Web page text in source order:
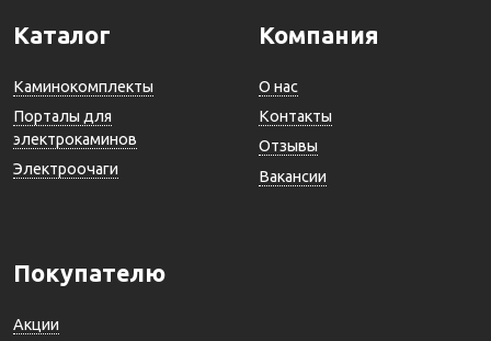
Каталог
Каминокомплекты
Порталы для
электрокаминов
Электроочаги
Компания
О нас
Контакты
Отзывы
Вакансии
Покупателю
Акции